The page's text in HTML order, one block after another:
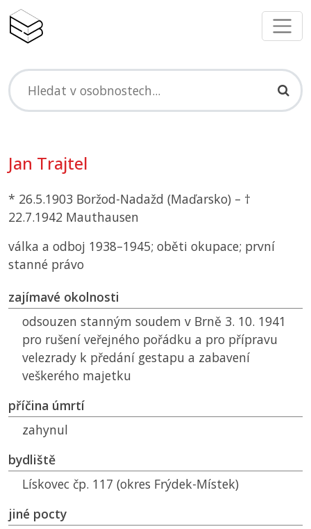
Jan Trajtel
* 26.5.1903 Boržod-Nadažd (Maďarsko) – †
22.7.1942 Mauthausen
válka a odboj 1938–1945; oběti okupace; první
stanné právo
zajímavé okolnosti
odsouzen stanným soudem v Brně 3. 10. 1941
pro rušení veřejného pořádku a pro přípravu
velezrady k předání gestapu a zabavení
veškerého majetku
příčina úmrtí
zahynul
bydliště
Lískovec čp. 117 (okres Frýdek-Místek)
jiné pocty